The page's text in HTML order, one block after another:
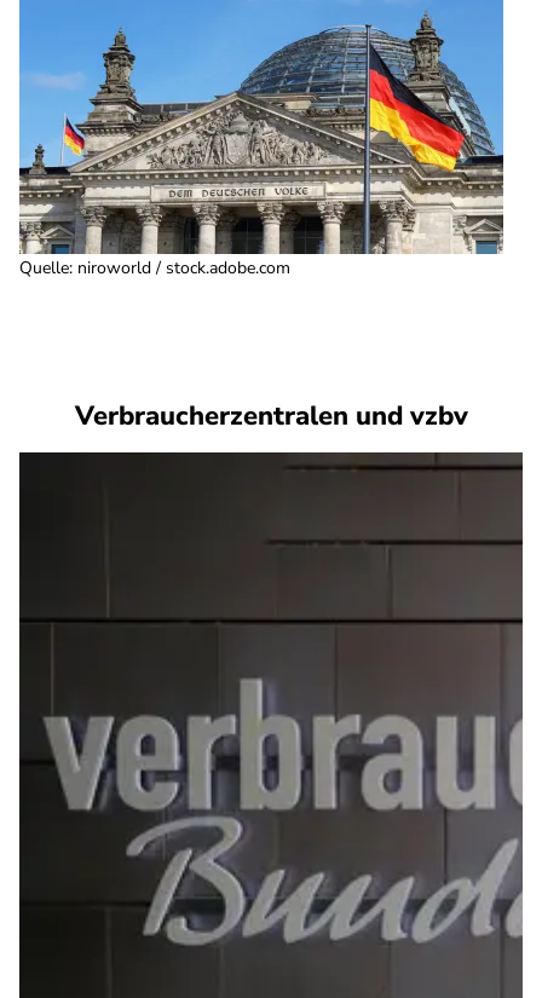
Quelle: niroworld / stock.adobe.com
Verbraucherzentralen und vzbv